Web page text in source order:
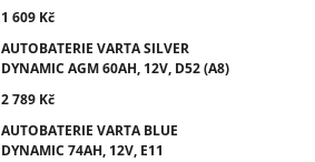
1 609 Kč
AUTOBATERIE VARTA SILVER
DYNAMIC AGM 60AH, 12V, D52 (A8)
2 789 Kč
AUTOBATERIE VARTA BLUE
DYNAMIC 74AH, 12V, E11